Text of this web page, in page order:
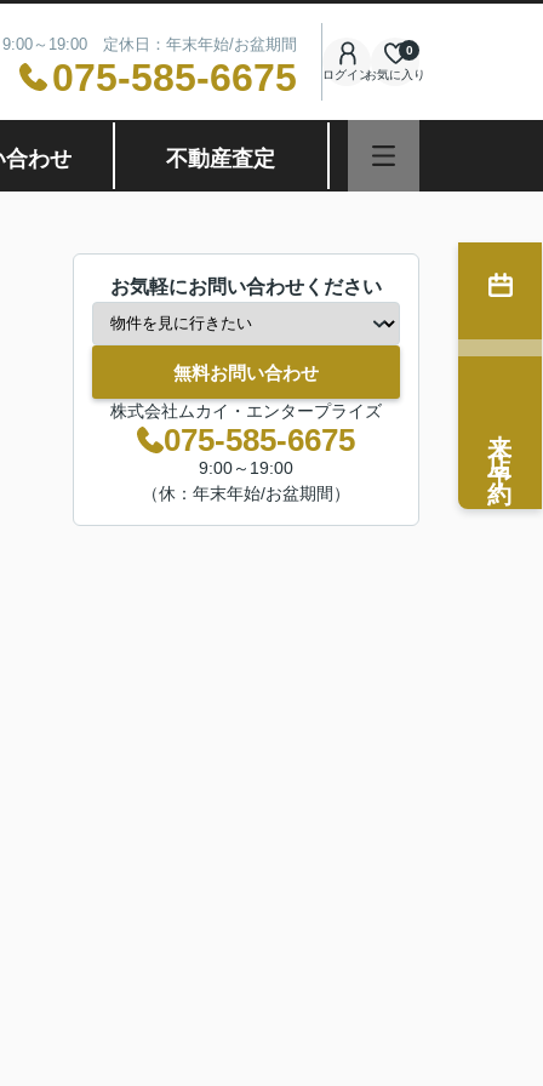
～19:00 定休日：年末年始/お盆期間
075-585-6675 ログインお気に入り
0
合わせ 不動産査定
お気軽にお問い合わせください
無料お問い合わせ
株式会社ムカイ・エンタープライズ
075-585-6675
9:00～19:00
（休：年末年始/お盆期間）
来店予約